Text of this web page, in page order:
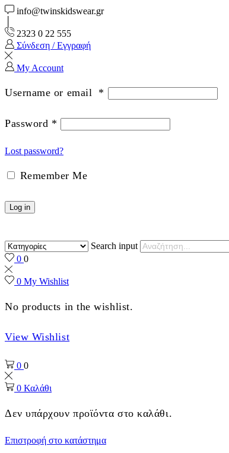
info@twinskidswear.gr
2323 0 22 555
Σύνδεση / Εγγραφή
My Account
Username or email *
Password *
Lost password?
Remember Me
Log in
Search input
0 0
0 My Wishlist
No products in the wishlist.
View Wishlist
0 0
0 Καλάθι
Δεν υπάρχουν προϊόντα στο καλάθι.
Επιστροφή στο κατάστημα